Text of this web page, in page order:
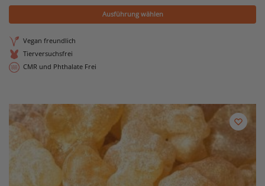
Ausführung wählen
Vegan freundlich
Tierversuchsfrei
CMR und Phthalate Frei